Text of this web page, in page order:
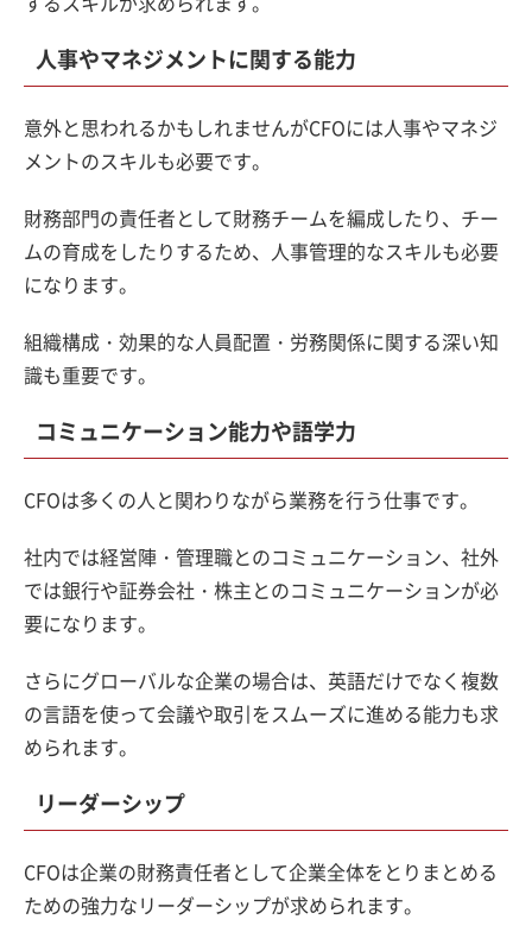
人事やマネジメントに関する能力
意外と思われるかもしれませんがCFOには人事やマネジ
メントのスキルも必要です。
財務部門の責任者として財務チームを編成したり、チー
ムの育成をしたりするため、人事管理的なスキルも必要
になります。
組織構成・効果的な人員配置・労務関係に関する深い知
識も重要です。
コミュニケーション能力や語学力
CFOは多くの人と関わりながら業務を行う仕事です。
社内では経営陣・管理職とのコミュニケーション、社外
では銀行や証券会社・株主とのコミュニケーションが必
要になります。
さらにグローバルな企業の場合は、英語だけでなく複数
の言語を使って会議や取引をスムーズに進める能力も求
められます。
リーダーシップ
CFOは企業の財務責任者として企業全体をとりまとめる
ための強力なリーダーシップが求められます。